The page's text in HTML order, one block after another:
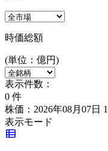
時価総額
(単位：億円)
表示件数：
0 件
株価：2026年08月07日
表示モード